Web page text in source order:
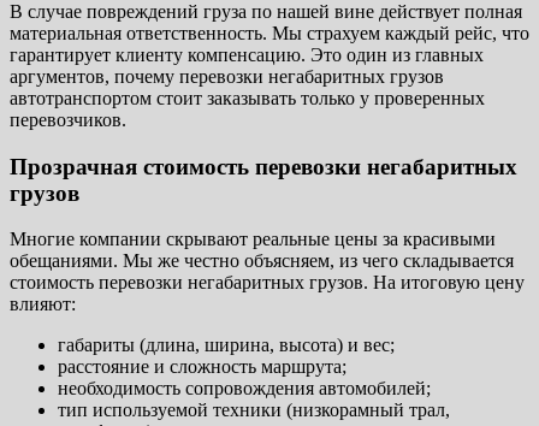
В случае повреждений груза по нашей вине действует полная
материальная ответственность. Мы страхуем каждый рейс, что
гарантирует клиенту компенсацию. Это один из главных
аргументов, почему перевозки негабаритных грузов
автотранспортом стоит заказывать только у проверенных
перевозчиков.
Прозрачная стоимость перевозки негабаритных
грузов
Многие компании скрывают реальные цены за красивыми
обещаниями. Мы же честно объясняем, из чего складывается
стоимость перевозки негабаритных грузов. На итоговую цену
влияют:
габариты (длина, ширина, высота) и вес;
расстояние и сложность маршрута;
необходимость сопровождения автомобилей;
тип используемой техники (низкорамный трал,